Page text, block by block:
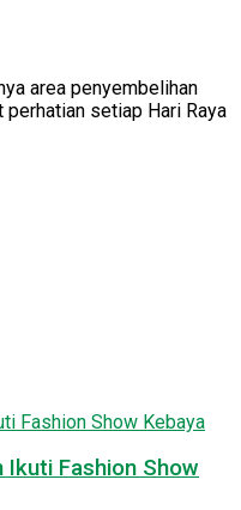
area penyembelihan
perhatian setiap Hari Raya
Ikuti Fashion Show